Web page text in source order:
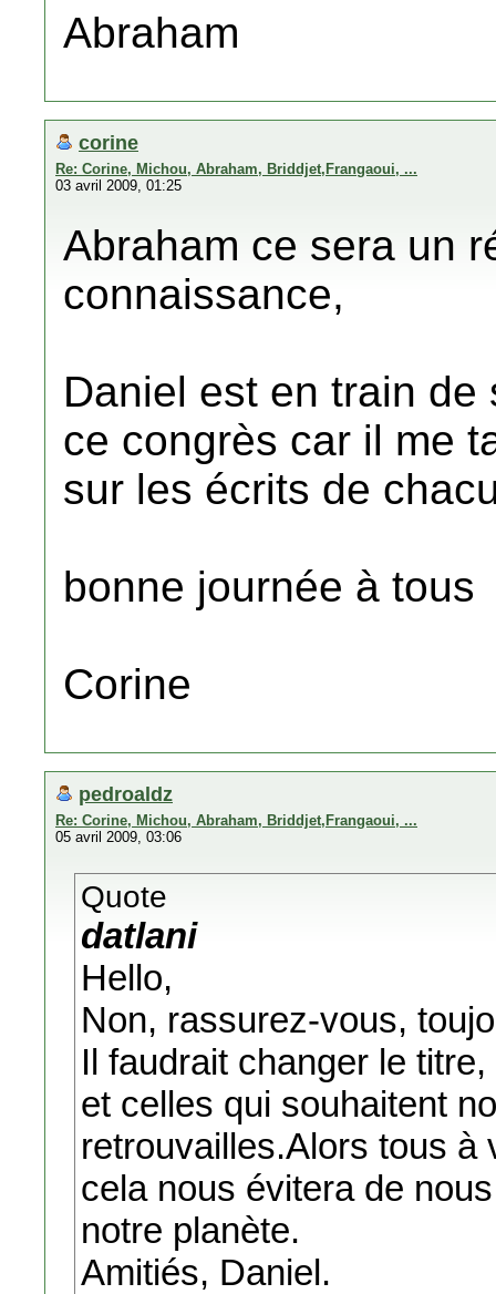
Abraham
corine
Re: Corine, Michou, Abraham, Briddjet,Frangaoui, ...
03 avril 2009, 01:25
Abraham ce sera un
connaissance,
Daniel est en train
ce congrès car il me
sur les écrits de
bonne journée à tous
Corine
pedroaldz
Re: Corine, Michou, Abraham, Briddjet,Frangaoui, ...
05 avril 2009, 03:06
Quote
datlani
Hello,
Non, rassurez-vous,
Il faudrait changer le
et celles qui souhaitent
retrouvailles.Alors tous
cela nous évitera de
notre planète.
Amitiés, Daniel.